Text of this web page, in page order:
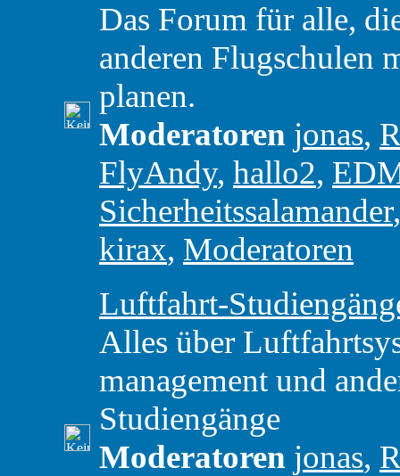
Das Forum für alle,
anderen Flugschulen
planen.
Moderatoren jonas,
FlyAndy, hallo2,
Sicherheitssalamander
kirax, Moderatoren
Luftfahrt-
Alles über
management und
Studiengänge
Moderatoren jonas,